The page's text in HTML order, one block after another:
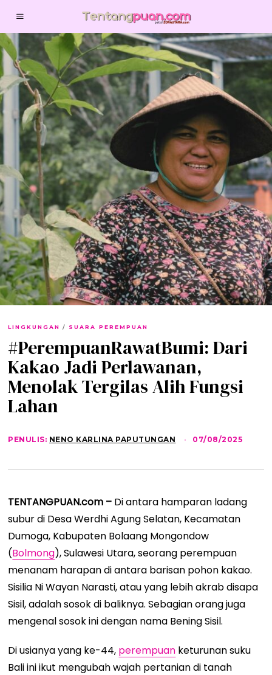
LINGKUNGAN / SUARA PEREMPUAN
#PerempuanRawatBumi: Dari
Kakao Jadi Perlawanan,
Menolak Tergilas Alih Fungsi
Lahan
PENULIS: NENO KARLINA PAPUTUNGAN 07/08/2025
0
0
TENTANGPUAN.com – Di antara hamparan ladang
subur di Desa Werdhi Agung Selatan, Kecamatan
Dumoga, Kabupaten Bolaang Mongondow
(Bolmong), Sulawesi Utara, seorang perempuan
menanam harapan di antara barisan pohon kakao.
Sisilia Ni Wayan Narasti, atau yang lebih akrab disapa
Sisil, adalah sosok di baliknya. Sebagian orang juga
mengenal sosok ini dengan nama Bening Sisil.
Di usianya yang ke-44, perempuan keturunan suku
Bali ini ikut mengubah wajah pertanian di tanah